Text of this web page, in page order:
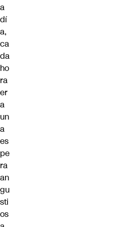
a
dí
a,
ca
da
ho
ra
er
a
un
a
es
pe
ra
an
gu
sti
os